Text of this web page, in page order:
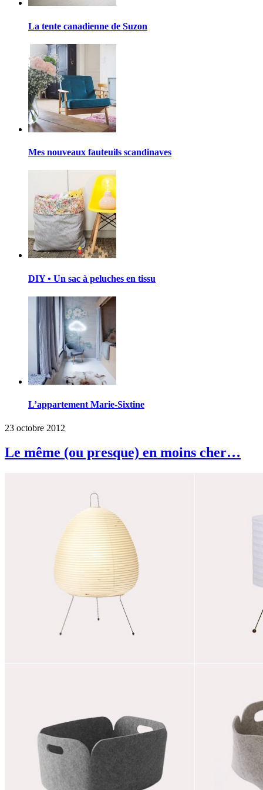
La tente canadienne de Suzon
Mes nouveaux fauteuils scandinaves
DIY • Un sac à peluches en tissu
L’appartement Marie-Sixtine
23 octobre 2012
Le même (ou presque) en moins cher…